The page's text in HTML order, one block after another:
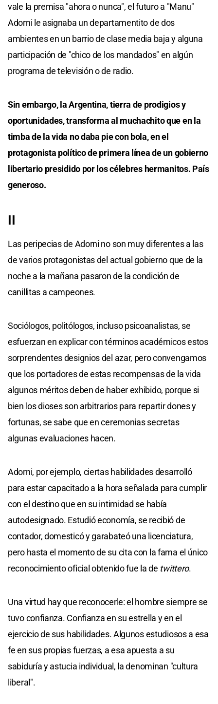
vale la premisa "ahora o nunca", el futuro a "Manu"
Adorni le asignaba un departamentito de dos
ambientes en un barrio de clase media baja y alguna
participación de "chico de los mandados" en algún
programa de televisión o de radio.
Sin embargo, la Argentina, tierra de prodigios y
oportunidades, transforma al muchachito que en la
timba de la vida no daba pie con bola, en el
protagonista político de primera línea de un gobierno
libertario presidido por los célebres hermanitos. País
generoso.
II
Las peripecias de Adorni no son muy diferentes a las
de varios protagonistas del actual gobierno que de la
noche a la mañana pasaron de la condición de
canillitas a campeones.
Sociólogos, politólogos, incluso psicoanalistas, se
esfuerzan en explicar con términos académicos estos
sorprendentes designios del azar, pero convengamos
que los portadores de estas recompensas de la vida
algunos méritos deben de haber exhibido, porque si
bien los dioses son arbitrarios para repartir dones y
fortunas, se sabe que en ceremonias secretas
algunas evaluaciones hacen.
Adorni, por ejemplo, ciertas habilidades desarrolló
para estar capacitado a la hora señalada para cumplir
con el destino que en su intimidad se había
autodesignado. Estudió economía, se recibió de
contador, domesticó y garabateó una licenciatura,
pero hasta el momento de su cita con la fama el único
reconocimiento oficial obtenido fue la de twittero.
Una virtud hay que reconocerle: el hombre siempre se
tuvo confianza. Confianza en su estrella y en el
ejercicio de sus habilidades. Algunos estudiosos a esa
fe en sus propias fuerzas, a esa apuesta a su
sabiduría y astucia individual, la denominan "cultura
liberal".